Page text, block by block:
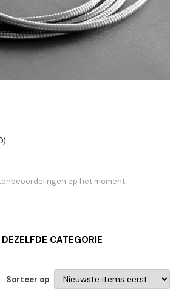
op het moment.
CATEGORIE
Sorteer op